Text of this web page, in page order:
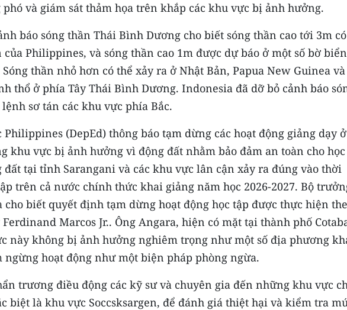
và giám sát thảm họa trên khắp các khu vực bị ảnh hưởng.
báo sóng thần Thái Bình Dương cho biết sóng thần cao tới 3m
Philippines, và sóng thần cao 1m được dự báo ở một số bờ
thần nhỏ hơn có thể xảy ra ở Nhật Bản, Papua New Guinea
thổ ở phía Tây Thái Bình Dương. Indonesia đã dỡ bỏ cảnh báo
sơ tán các khu vực phía Bắc.
Philippines (DepEd) thông báo tạm dừng các hoạt động giảng dạy
khu vực bị ảnh hưởng vì động đất nhằm bảo đảm an toàn cho học
tại tỉnh Sarangani và các khu vực lân cận xảy ra đúng vào thời
trên cả nước chính thức khai giảng năm học 2026-2027. Bộ
cho biết quyết định tạm dừng hoạt động học tập được thực hiện
Marcos Jr.. Ông Angara, hiện có mặt tại thành phố
này không bị ảnh hưởng nghiêm trọng như một số địa phương
ngừng hoạt động như một biện pháp phòng ngừa.
trương điều động các kỹ sư và chuyên gia đến những khu vực
biệt là khu vực Soccsksargen, để đánh giá thiệt hại và kiểm tra